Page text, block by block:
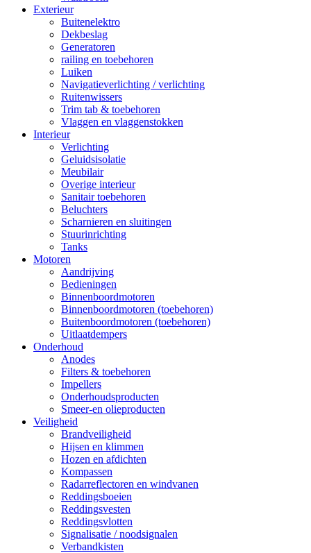
Exterieur
Buitenelektro
Dekbeslag
Generatoren
railing en toebehoren
Luiken
Navigatieverlichting / verlichting
Ruitenwissers
Trim tab & toebehoren
Vlaggen en vlaggenstokken
Interieur
Verlichting
Geluidsisolatie
Meubilair
Overige interieur
Sanitair toebehoren
Beluchters
Scharnieren en sluitingen
Stuurinrichting
Tanks
Motoren
Aandrijving
Bedieningen
Binnenboordmotoren
Binnenboordmotoren (toebehoren)
Buitenboordmotoren (toebehoren)
Uitlaatdempers
Onderhoud
Anodes
Filters & toebehoren
Impellers
Onderhoudsproducten
Smeer-en olieproducten
Veiligheid
Brandveiligheid
Hijsen en klimmen
Hozen en afdichten
Kompassen
Radarreflectoren en windvanen
Reddingsboeien
Reddingsvesten
Reddingsvlotten
Signalisatie / noodsignalen
Verbandkisten